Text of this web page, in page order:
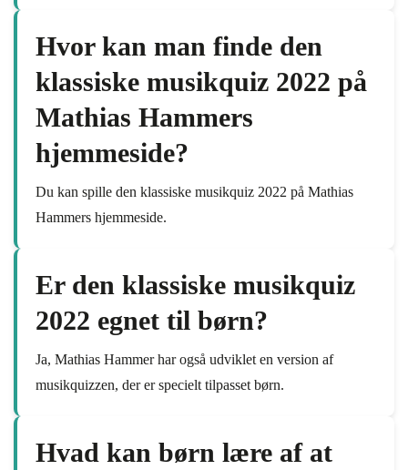
Hvor kan man finde den
klassiske musikquiz 2022 på
Mathias Hammers
hjemmeside?
Du kan spille den klassiske musikquiz 2022 på Mathias
Hammers hjemmeside.
Er den klassiske musikquiz
2022 egnet til børn?
Ja, Mathias Hammer har også udviklet en version af
musikquizzen, der er specielt tilpasset børn.
Hvad kan børn lære af at